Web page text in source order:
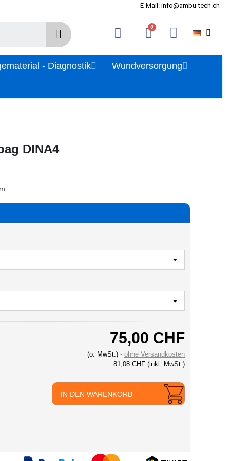
E-Mail: info@ambu-tech.ch
- Diagnostik Wundversorgung
DINA4
75,00 CHF
(o. MwSt.)
ohne Versandkosten
81,08 CHF (inkl. MwSt.)
IN DEN WARENKORB